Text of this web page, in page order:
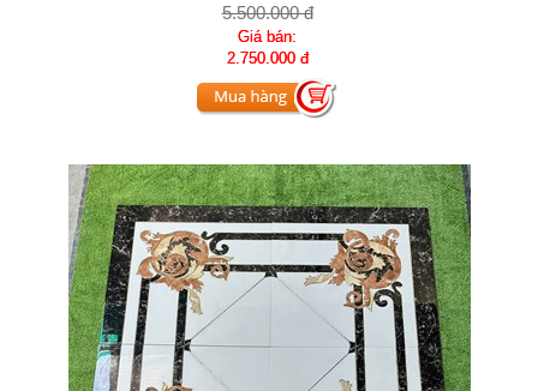
5.500.000 đ
Giá bán:
2.750.000 đ